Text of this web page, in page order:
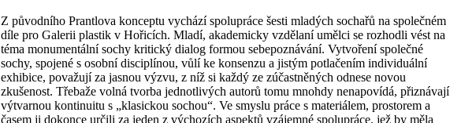
Z původního Prantlova konceptu vychází spolupráce šesti mladých sochařů na společném
díle pro Galerii plastik v Hořicích. Mladí, akademicky vzdělaní umělci se rozhodli vést na
téma monumentální sochy kritický dialog formou sebepoznávání. Vytvoření společné
sochy, spojené s osobní disciplínou, vůlí ke konsenzu a jistým potlačením individuální
exhibice, považují za jasnou výzvu, z níž si každý ze zúčastněných odnese novou
zkušenost. Třebaže volná tvorba jednotlivých autorů tomu mnohdy nenapovídá, přiznávají
výtvarnou kontinuitu s „klasickou sochou“. Ve smyslu práce s materiálem, prostorem a
časem ji dokonce určili za jeden z výchozích aspektů vzájemné spolupráce, jež by měla